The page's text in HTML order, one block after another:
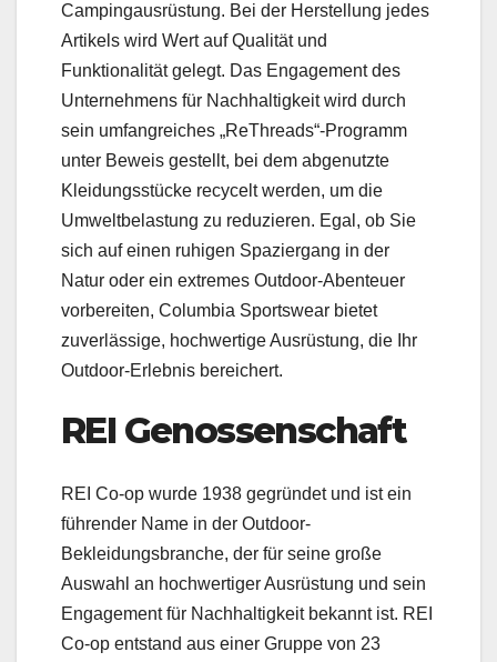
Campingausrüstung. Bei der Herstellung jedes
Artikels wird Wert auf Qualität und
Funktionalität gelegt. Das Engagement des
Unternehmens für Nachhaltigkeit wird durch
sein umfangreiches „ReThreads“-Programm
unter Beweis gestellt, bei dem abgenutzte
Kleidungsstücke recycelt werden, um die
Umweltbelastung zu reduzieren. Egal, ob Sie
sich auf einen ruhigen Spaziergang in der
Natur oder ein extremes Outdoor-Abenteuer
vorbereiten, Columbia Sportswear bietet
zuverlässige, hochwertige Ausrüstung, die Ihr
Outdoor-Erlebnis bereichert.
REI Genossenschaft
REI Co-op wurde 1938 gegründet und ist ein
führender Name in der Outdoor-
Bekleidungsbranche, der für seine große
Auswahl an hochwertiger Ausrüstung und sein
Engagement für Nachhaltigkeit bekannt ist. REI
Co-op entstand aus einer Gruppe von 23